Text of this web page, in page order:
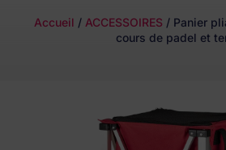
Accueil / ACCESSOIRES / Panier
cours de padel et